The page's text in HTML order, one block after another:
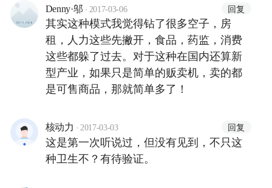
Denny·邬 · 2017-03-06 回复
其实这种模式我觉得钻了很多空子，房
租，人力这些先撇开，食品，药监，消费
这些都躲了过去。对于这种在国内还算新
型产业，如果只是简单的贩卖机，卖的都
是可售商品，那就简单多了！
核动力 · 2017-03-03 回复
这是第一次听说过，但没有见到，不只这
种卫生不？有待验证。